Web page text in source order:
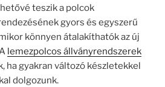
teszik a polcok
gyors és egyszerű
könnyen átalakíthatók az új
lemezpolcos állványrendszerek
ha gyakran változó készletekkel
dolgozunk.